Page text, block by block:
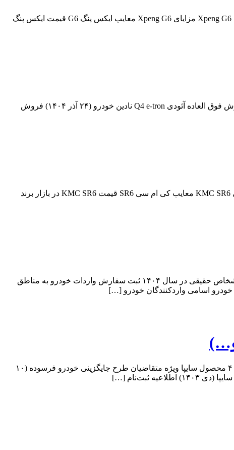
فهرست مطالب معرفی ایکس پنگ G6 طراحی ظاهری ایکس پنگ G6 طراحی داخلی Xpeng G6 مشخصات فنی ایکس پنگ G6 آپشن های Xpeng G6 مزایای Xpeng G6 معایب ایکس پنگ G6 قیمت ایکس پنگ
فهرست مطالب فروش آئودی Q4 نادین خودرو (۲۰ بهمن ۱۴۰۴) طرح فروش دومرحله‌ای Q4 e-tron آئودی نادین خودرو (۷ دی ۱۴۰۴) فروش فوق العاده آئودی Q4 e-tron نادین خودرو (۲۴ آذر ۱۴۰۴) فروش
فهرست مطالب طراحی ظاهری KMC SR6 طراحی داخلی کی ام سی SR6 مشخصات فنی KMC SR6 آپشن‌های کی ام سی SR6 مزایای KMC SR6 معایب کی ام سی SR6 قیمت KMC SR6 در بازار برند
فهرست مطالب آیین نامه واردات خودرو شرایط اخذ سهیمه واردات خودرو در سال ۱۴۰۴ مقررات واردات خودرو بدون انتقال ارز برای اشخاص حقیقی در سال ۱۴۰۴ ثبت سفارش واردات خودرو به مناطق
اسامی واردکنندگان خودرو […]
فهرست مطالب طرح تعویض خودرو فرسوده چیست؟ نحوه اسقاط خودرو آخرین شرایط فروش خودرو فرسوده (آذر ۱۴۰۴) پیش‌فروش ۴ محصول سایپا ویژه متقاضیان طرح جایگزینی خودرو فرسوده (۱۰